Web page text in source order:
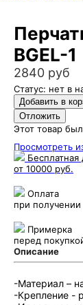
BGЕL-1
2840 руб
Статус: нет в
Этот товар
Просмотреть
Бесплатная
от 10000 руб.
Оплата
при получении
Примерка
перед
Описание
-Материал –
-Крепление -